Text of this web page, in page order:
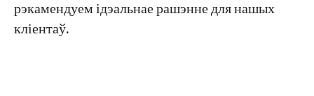
рэкамендуем ідэальнае рашэнне для нашых
кліентаў.